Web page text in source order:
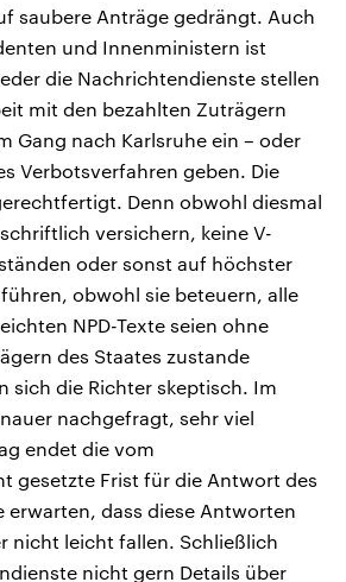
saubere Anträge gedrängt. Auch
und Innenministern ist
die Nachrichtendienste stellen
mit den bezahlten Zuträgern
Gang nach Karlsruhe ein – oder
Verbotsverfahren geben. Die
Denn obwohl diesmal
versichern, keine V-
oder sonst auf höchster
führen, obwohl sie beteuern, alle
NPD-Texte seien ohne
des Staates zustande
sich die Richter skeptisch. Im
nachgefragt, sehr viel
endet die vom
gesetzte Frist für die Antwort des
erwarten, dass diese Antworten
nicht leicht fallen. Schließlich
nicht gern Details über